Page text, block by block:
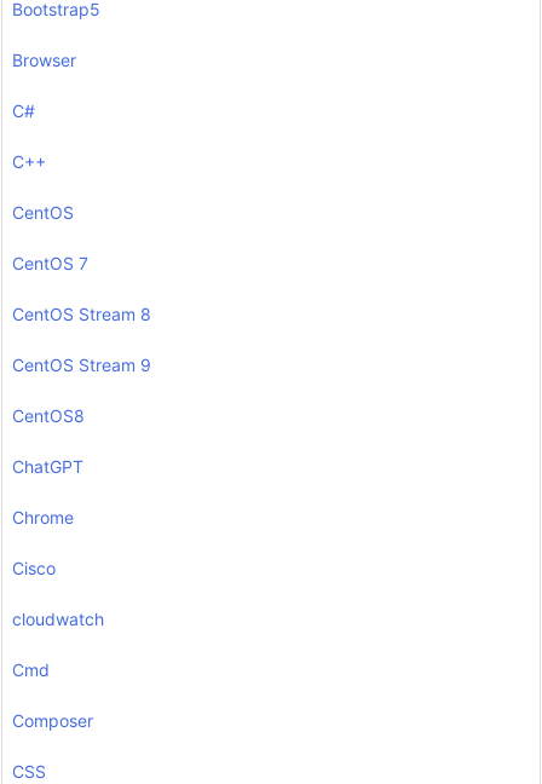
Bootstrap5
Browser
C#
C++
CentOS
CentOS 7
CentOS Stream 8
CentOS Stream 9
CentOS8
ChatGPT
Chrome
Cisco
cloudwatch
Cmd
Composer
CSS